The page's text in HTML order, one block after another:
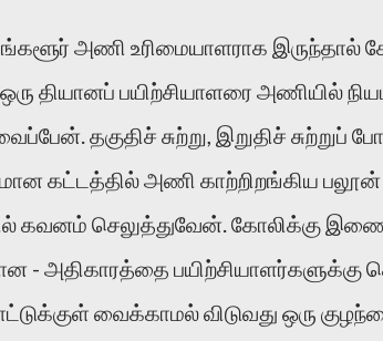
அணி உரிமையாளராக
தியானப் பயிற்சியாளரை அணியில்
தகுதிச் சுற்று, இறுதிச் சுற்றுப்
கட்டத்தில் அணி காற்றிறங்கிய
கவனம் செலுத்துவேன். கோலிக்கு
- அதிகாரத்தை பயிற்சியாளர்களுக்கு
வைக்காமல் விடுவது ஒரு